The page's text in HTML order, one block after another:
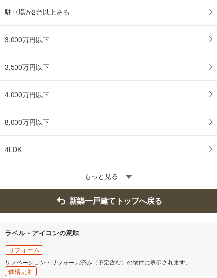
に
存
駐車場が2台以上ある
3,000万円以下
3,500万円以下
4,000万円以下
8,000万円以下
4LDK
もっと見る
新築一戸建てトップへ戻る
ラベル・アイコンの意味
リフォーム
リノベーション・リフォーム済み（予定含む）の物件に表示されます。
価格更新